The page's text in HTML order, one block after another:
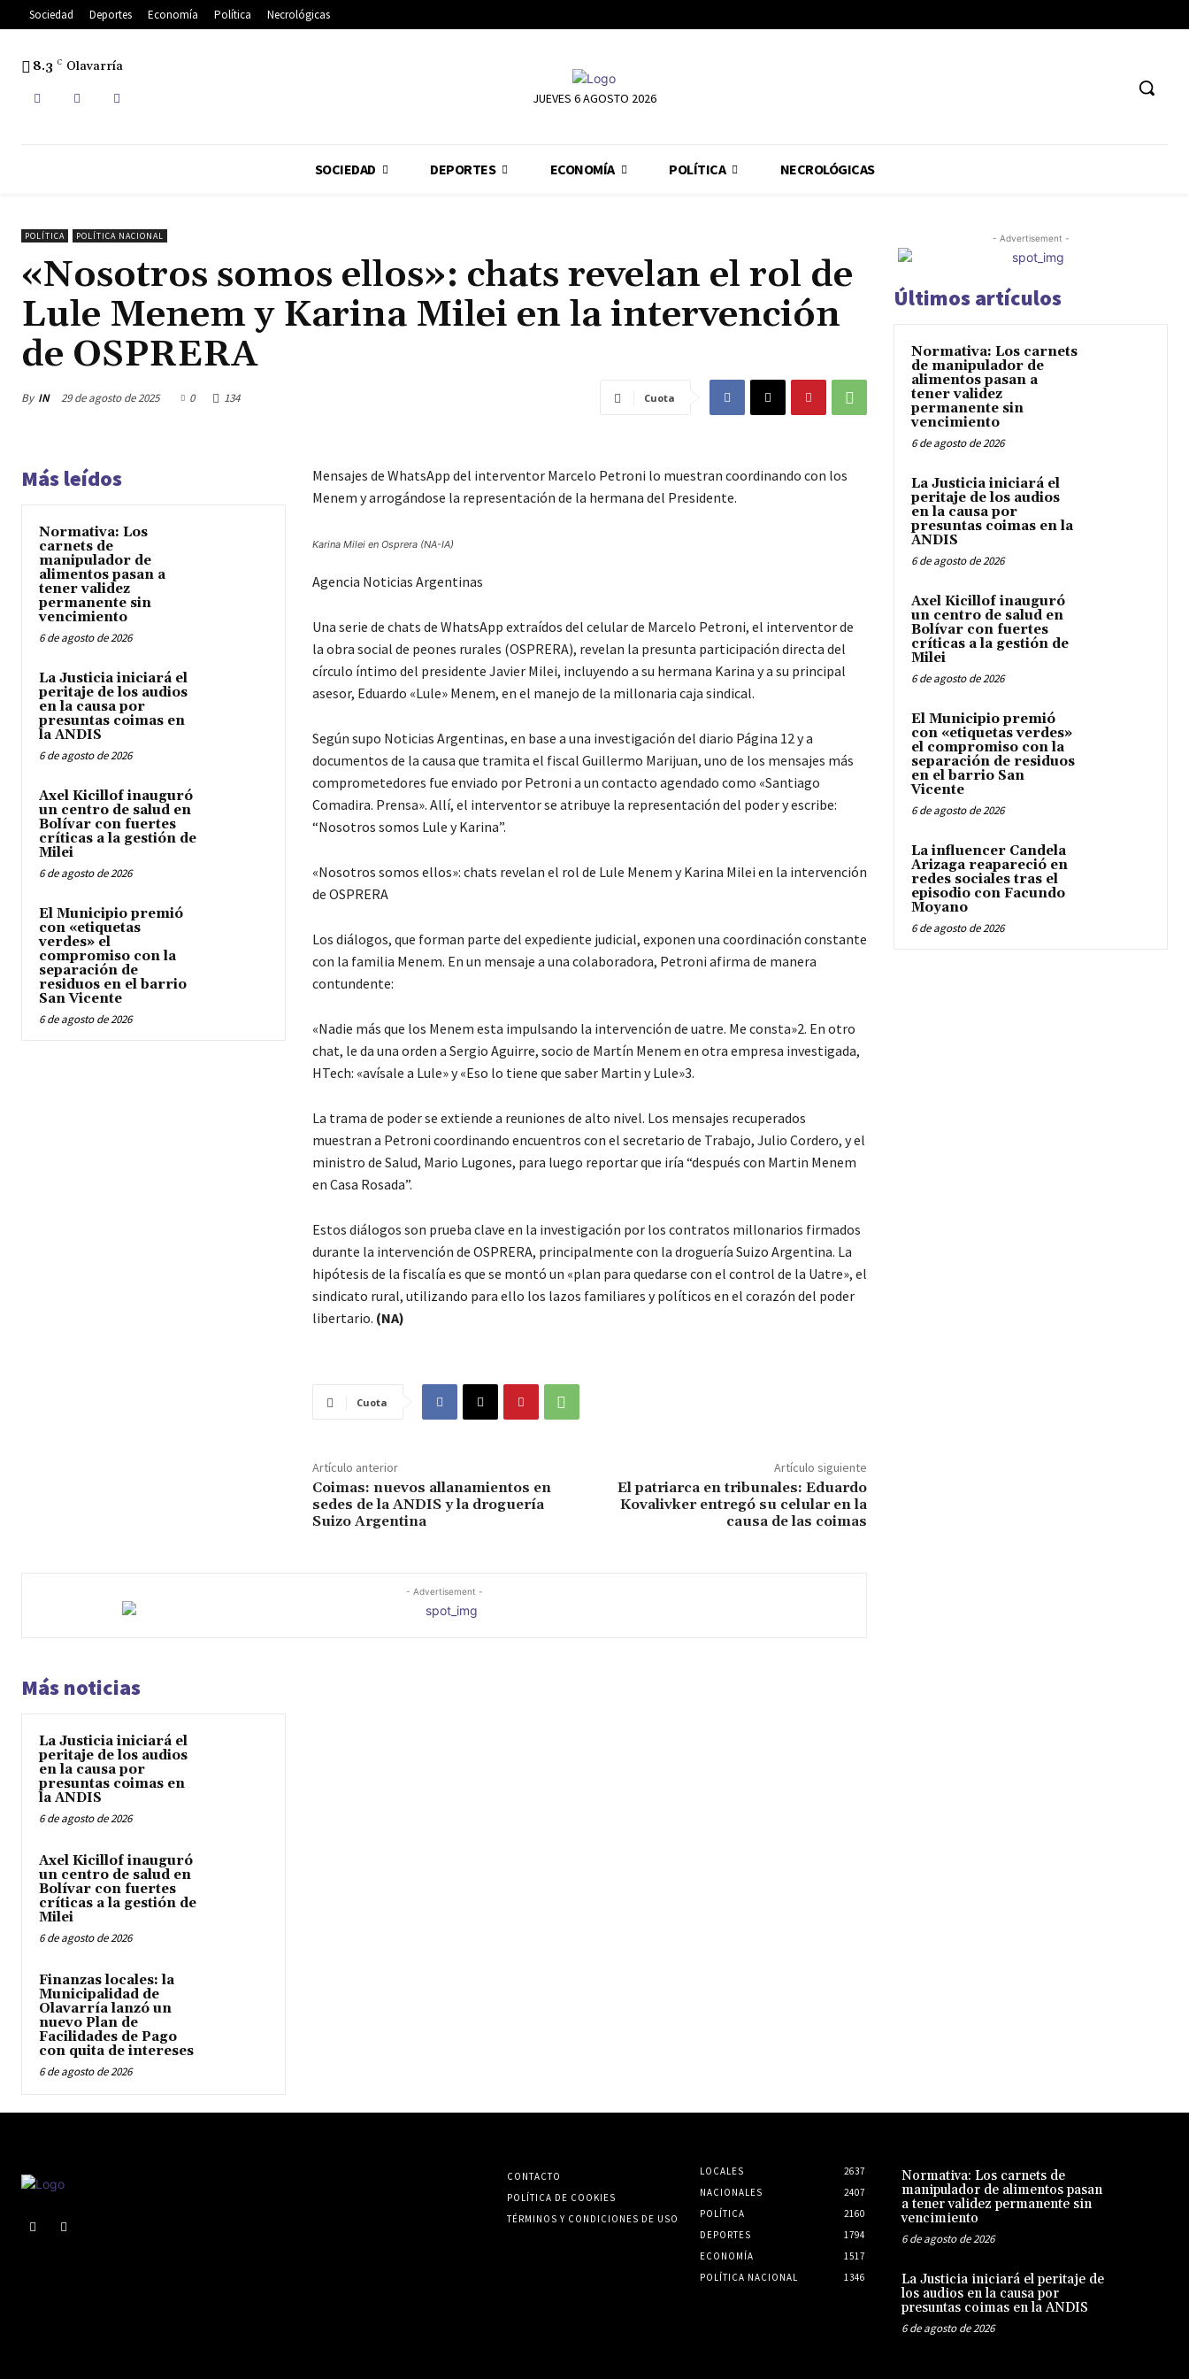
Sociedad Deportes Economía Política Necrológicas
8.3 C Olavarría
JUEVES 6 AGOSTO 2026
SOCIEDAD DEPORTES ECONOMÍA POLÍTICA NECROLÓGICAS
POLÍTICA POLÍTICA NACIONAL
«Nosotros somos ellos»: chats revelan el rol de
Lule Menem y Karina Milei en la intervención
de OSPRERA
By IN 29 de agosto de 2025 0 134 Cuota
Más leídos
Normativa: Los
carnets de
manipulador de
alimentos pasan a
tener validez
permanente sin
vencimiento
6 de agosto de 2026
La Justicia iniciará el
peritaje de los audios
en la causa por
presuntas coimas en
la ANDIS
6 de agosto de 2026
Axel Kicillof inauguró
un centro de salud en
Bolívar con fuertes
críticas a la gestión de
Milei
6 de agosto de 2026
El Municipio premió
con «etiquetas
verdes» el
compromiso con la
separación de
residuos en el barrio
San Vicente
6 de agosto de 2026
Mensajes de WhatsApp del interventor Marcelo Petroni lo muestran coordinando con los
Menem y arrogándose la representación de la hermana del Presidente.
Karina Milei en Osprera (NA-IA)
Agencia Noticias Argentinas
Una serie de chats de WhatsApp extraídos del celular de Marcelo Petroni, el interventor de
la obra social de peones rurales (OSPRERA), revelan la presunta participación directa del
círculo íntimo del presidente Javier Milei, incluyendo a su hermana Karina y a su principal
asesor, Eduardo «Lule» Menem, en el manejo de la millonaria caja sindical.
Según supo Noticias Argentinas, en base a una investigación del diario Página 12 y a
documentos de la causa que tramita el fiscal Guillermo Marijuan, uno de los mensajes más
comprometedores fue enviado por Petroni a un contacto agendado como «Santiago
Comadira. Prensa». Allí, el interventor se atribuye la representación del poder y escribe:
“Nosotros somos Lule y Karina”.
«Nosotros somos ellos»: chats revelan el rol de Lule Menem y Karina Milei en la intervención
de OSPRERA
Los diálogos, que forman parte del expediente judicial, exponen una coordinación constante
con la familia Menem. En un mensaje a una colaboradora, Petroni afirma de manera
contundente:
«Nadie más que los Menem esta impulsando la intervención de uatre. Me consta»2. En otro
chat, le da una orden a Sergio Aguirre, socio de Martín Menem en otra empresa investigada,
HTech: «avísale a Lule» y «Eso lo tiene que saber Martin y Lule»3.
La trama de poder se extiende a reuniones de alto nivel. Los mensajes recuperados
muestran a Petroni coordinando encuentros con el secretario de Trabajo, Julio Cordero, y el
ministro de Salud, Mario Lugones, para luego reportar que iría “después con Martin Menem
en Casa Rosada”.
Estos diálogos son prueba clave en la investigación por los contratos millonarios firmados
durante la intervención de OSPRERA, principalmente con la droguería Suizo Argentina. La
hipótesis de la fiscalía es que se montó un «plan para quedarse con el control de la Uatre», el
sindicato rural, utilizando para ello los lazos familiares y políticos en el corazón del poder
libertario. (NA)
Cuota
Artículo anterior
Coimas: nuevos allanamientos en
sedes de la ANDIS y la droguería
Suizo Argentina
Artículo siguiente
El patriarca en tribunales: Eduardo
Kovalivker entregó su celular en la
causa de las coimas
- Advertisement -
Más noticias
La Justicia iniciará el
peritaje de los audios
en la causa por
presuntas coimas en
la ANDIS
6 de agosto de 2026
Axel Kicillof inauguró
un centro de salud en
Bolívar con fuertes
críticas a la gestión de
Milei
6 de agosto de 2026
Finanzas locales: la
Municipalidad de
Olavarría lanzó un
nuevo Plan de
Facilidades de Pago
con quita de intereses
6 de agosto de 2026
- Advertisement -
Últimos artículos
Normativa: Los carnets
de manipulador de
alimentos pasan a
tener validez
permanente sin
vencimiento
6 de agosto de 2026
La Justicia iniciará el
peritaje de los audios
en la causa por
presuntas coimas en la
ANDIS
6 de agosto de 2026
Axel Kicillof inauguró
un centro de salud en
Bolívar con fuertes
críticas a la gestión de
Milei
6 de agosto de 2026
El Municipio premió
con «etiquetas verdes»
el compromiso con la
separación de residuos
en el barrio San
Vicente
6 de agosto de 2026
La influencer Candela
Arizaga reapareció en
redes sociales tras el
episodio con Facundo
Moyano
6 de agosto de 2026
CONTACTO
POLÍTICA DE COOKIES
TÉRMINOS Y CONDICIONES DE USO
LOCALES
2637
NACIONALES
2407
POLÍTICA
2160
DEPORTES
1794
ECONOMÍA
1517
POLÍTICA NACIONAL
1346
Normativa: Los carnets de
manipulador de alimentos pasan
a tener validez permanente sin
vencimiento
6 de agosto de 2026
La Justicia iniciará el peritaje de
los audios en la causa por
presuntas coimas en la ANDIS
6 de agosto de 2026